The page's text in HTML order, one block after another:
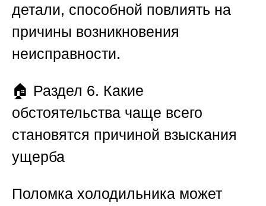
детали, способной повлиять на
причины возникновения
неисправности.
🏠 Раздел 6. Какие
обстоятельства чаще всего
становятся причиной взыскания
ущерба
Поломка холодильника может